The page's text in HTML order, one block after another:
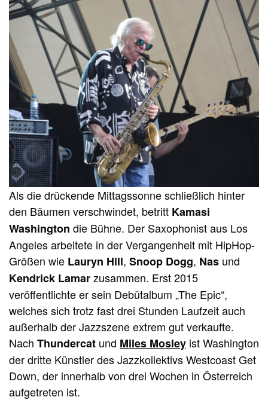
Als die drückende Mittagssonne schließlich hinter
den Bäumen verschwindet, betritt Kamasi
Washington die Bühne. Der Saxophonist aus Los
Angeles arbeitete in der Vergangenheit mit HipHop-
Größen wie Lauryn Hill, Snoop Dogg, Nas und
Kendrick Lamarzusammen. Erst 2015
veröffentlichte er sein Debütalbum „The Epic“,
welches sich trotz fast drei Stunden Laufzeit auch
außerhalb der Jazzszene extrem gut verkaufte.
Nach Thundercat und Miles Mosley ist Washington
der dritte Künstler des Jazzkollektivs Westcoast Get
Down, der innerhalb von drei Wochen in Österreich
aufgetreten ist.